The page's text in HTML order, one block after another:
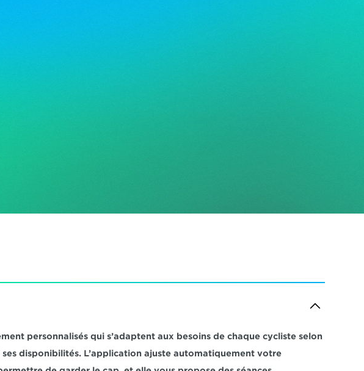
personnalisés qui s’adaptent aux besoins de chaque cycliste selon
disponibilités. L’application ajuste automatiquement votre